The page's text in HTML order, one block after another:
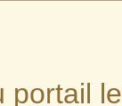
portail